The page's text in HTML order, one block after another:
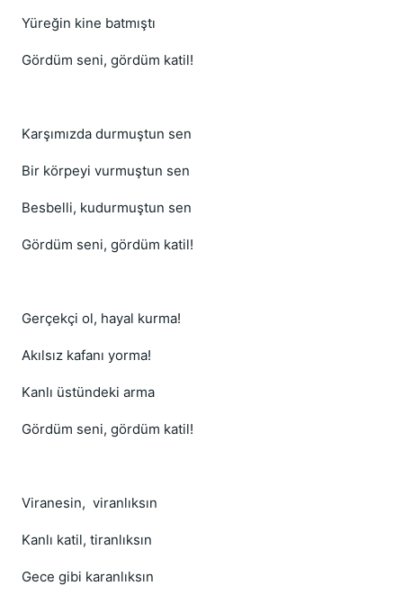
Yüreğin kine batmıştı
Gördüm seni, gördüm katil!
Karşımızda durmuştun sen
Bir körpeyi vurmuştun sen
Besbelli, kudurmuştun sen
Gördüm seni, gördüm katil!
Gerçekçi ol, hayal kurma!
Akılsız kafanı yorma!
Kanlı üstündeki arma
Gördüm seni, gördüm katil!
Viranesin, viranlıksın
Kanlı katil, tiranlıksın
Gece gibi karanlıksın